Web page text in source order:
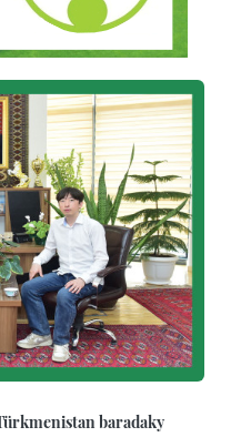
baradaky